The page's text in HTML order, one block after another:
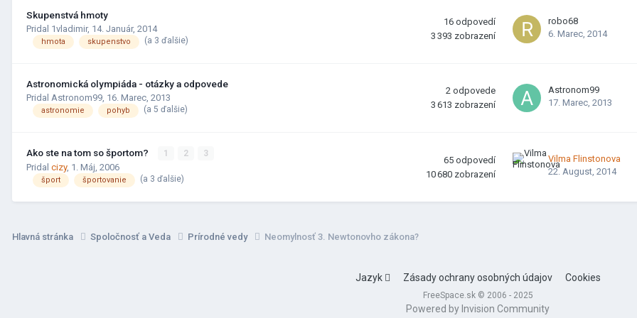
Skupenstvá hmoty
Pridal 1vladimir, 14. Január, 2014
hmota skupenstvo (a 3 ďalšie)
16 odpovedí
3 393 zobrazení
robo68
6. Marec, 2014
Astronomická olympiáda - otázky a odpovede
Pridal Astronom99, 16. Marec, 2013
astronomie pohyb (a 5 ďalšie)
2 odpovede
3 613 zobrazení
Astronom99
17. Marec, 2013
Ako ste na tom so športom? 1 2 3
Pridal cizy, 1. Máj, 2006
šport športovanie (a 3 ďalšie)
65 odpovedí
10 680 zobrazení
Vilma Flinstonova
22. August, 2014
Hlavná stránka Spoločnosť a Veda Prírodné vedy Neomylnosť 3. Newtonovho zákona?
Jazyk Zásady ochrany osobných údajov Cookies
FreeSpace.sk © 2006 - 2025
Powered by Invision Community